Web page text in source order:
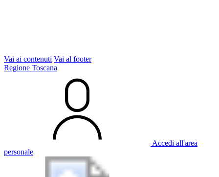
Vai ai contenuti Vai al footer
Regione Toscana
Accedi all'area
personale